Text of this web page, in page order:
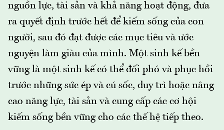
nguồn lực, tài sản và khả năng hoạt động, đưa
ra quyết định trước hết để kiếm sống của con
người, sau đó đạt được các mục tiêu và ước
nguyện làm giàu của mình. Một sinh kế bền
vững là một sinh kế có thể đối phó và phục hồi
trước những sức ép và cú sốc, duy trì hoặc nâng
cao năng lực, tài sản và cung cấp các cơ hội
kiếm sống bền vững cho các thế hệ tiếp theo.